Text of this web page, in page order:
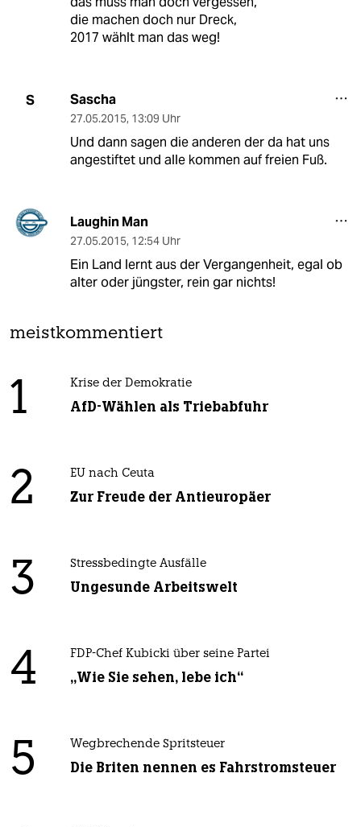
die machen doch nur Dreck,
2017 wählt man das weg!
S Sascha
27.05.2015, 13:09 Uhr
Und dann sagen die anderen der da hat uns
angestiftet und alle kommen auf freien Fuß.
Laughin Man
27.05.2015, 12:54 Uhr
Ein Land lernt aus der Vergangenheit, egal ob
alter oder jüngster, rein gar nichts!
meistkommentiert
1 Krise der Demokratie
AfD-Wählen als Triebabfuhr
2 EU nach Ceuta
Zur Freude der Antieuropäer
3 Stressbedingte Ausfälle
Ungesunde Arbeitswelt
4 FDP-Chef Kubicki über seine Partei
„Wie Sie sehen, lebe ich“
5 Wegbrechende Spritsteuer
Die Briten nennen es Fahrstromsteuer